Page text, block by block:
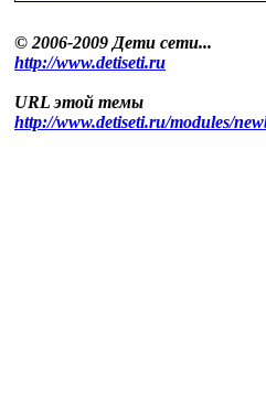
© 2006-2009 Дети сети...
http://www.detiseti.ru
URL этой темы
http://www.detiseti.ru/modules/